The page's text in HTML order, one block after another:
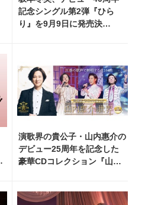
記念シングル第2弾『ひら
り』を9月9日に発売決
演歌界の貴公子・山内惠介の
デビュー25周年を記念した
豪華CDコレクション『山内
バー、今作限定のコンサート